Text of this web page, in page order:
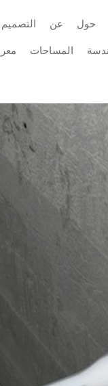
حول عن التصميم
المساحات